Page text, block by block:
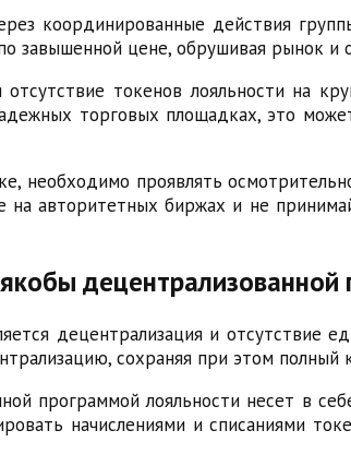
координированные действия
завышенной цене, обрушивая рынок и
токенов лояльности на
торговых площадках, это
необходимо проявлять
авторитетных биржах и не
децентрализация и
сохраняя при этом
программой лояльности несет в
начислениями и списаниями